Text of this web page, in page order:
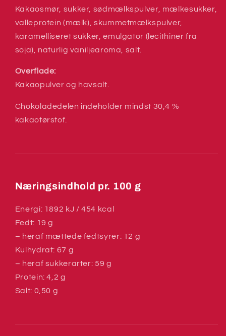
Kakaosmør, sukker, sødmælkspulver, mælkesukker,
valleprotein (mælk), skummetmælkspulver,
karamelliseret sukker, emulgator (lecithiner fra
soja), naturlig vaniljearoma, salt.
Overflade:
Kakaopulver og havsalt.
Chokoladedelen indeholder mindst 30,4 %
kakaotørstof.
Næringsindhold pr. 100 g
Energi: 1892 kJ / 454 kcal
Fedt: 19 g
– heraf mættede fedtsyrer: 12 g
Kulhydrat: 67 g
– heraf sukkerarter: 59 g
Protein: 4,2 g
Salt: 0,50 g